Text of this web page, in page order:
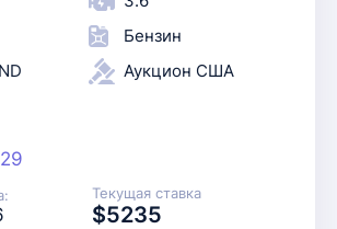
Бензин
Аукцион США
Текущая ставка
$5235